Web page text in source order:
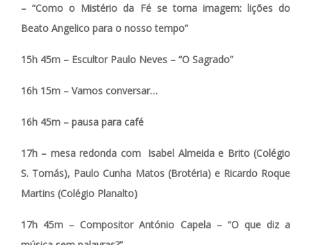
–“Como o Mistério da Fé se torna imagem: lições do
Beato Angelico para o nosso tempo”
15h 45m – Escultor Paulo Neves – “O Sagrado”
16h 15m – Vamos conversar…
16h 45m – pausa para café
17h – mesa redonda com Isabel Almeida e Brito(Colégio
S. Tomás), Paulo Cunha Matos (Brotéria) e Ricardo Roque
Martins (Colégio Planalto)
17h 45m – Compositor António Capela – “O que diz a